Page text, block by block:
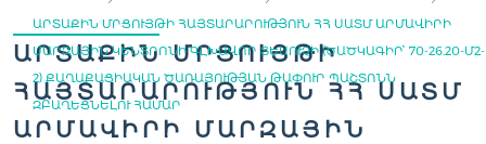
ԱՐՏԱՔԻՆ ՄՐՑՈՒՅԹԻ ՀԱՅՏԱՐԱՐՈՒԹՅՈՒՆ ՀՀ ՍԱՏՄ ԱՐՄԱՎԻՐԻ
ՄԱՐԶԱՅԻՆ ԿԵՆՏՐՈՆԻ ԳԼԽԱՎՈՐ ՏԵՍՈՒՉԻ (ԾԱԾԿԱԳԻՐ՝ 70-26.20-Մ2-
2) ՔԱՂԱՔԱՑԻԱԿԱՆ ԾԱՌԱՅՈՒԹՅԱՆ ԹԱՓՈՒՐ ՊԱՇՏՈՆՆ
ԶԲԱՂԵՑՆԵԼՈՒ ՀԱՄԱՐ
ԱՐՏԱՔԻՆ ՄՐՑՈՒՅԹԻ
ՀԱՅՏԱՐԱՐՈՒԹՅՈՒՆ ՀՀ ՍԱՏՄ
ԱՐՄԱՎԻՐԻ ՄԱՐԶԱՅԻՆ